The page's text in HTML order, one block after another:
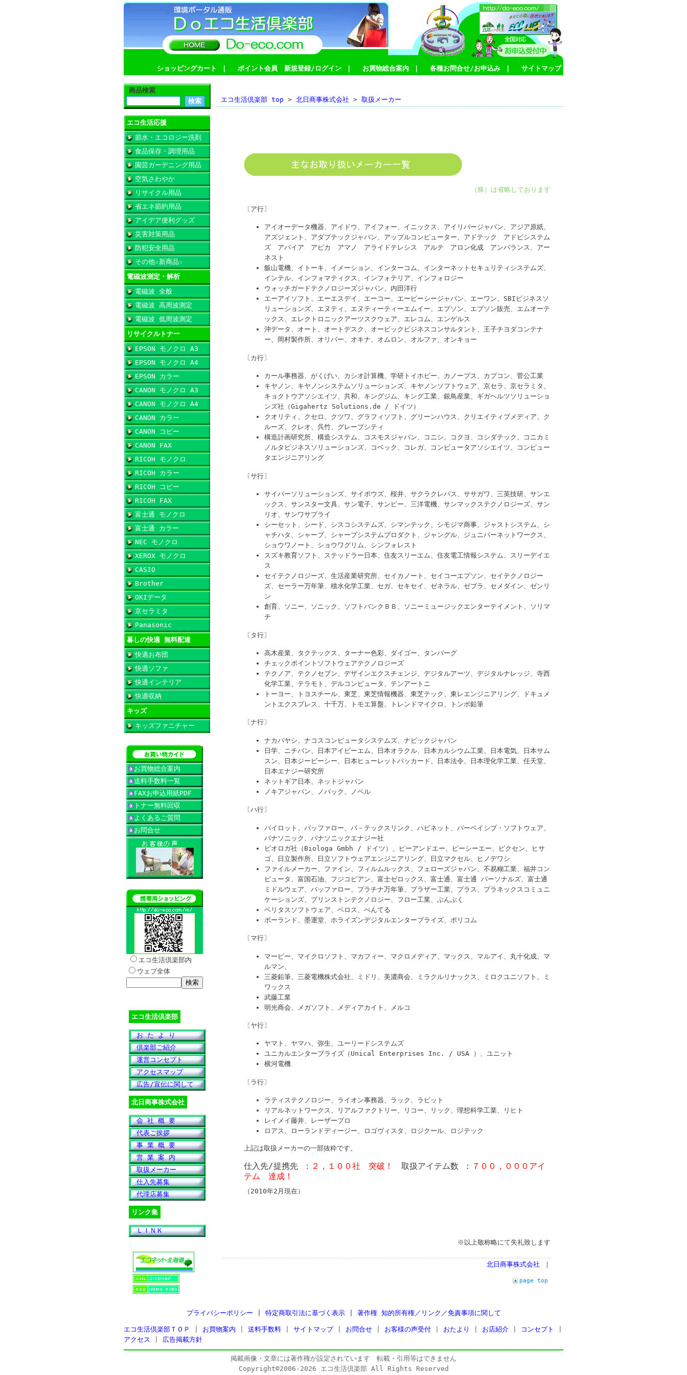
ショッピングカート ポイント会員 新規登録/ログイン お買物総合案内 各種お問合せ/お申込み サイトマップ
商品検索
エコ生活応援
節水・エコロジー洗剤
食品保存・調理用品
園芸ガーデニング用品
空気さわやか
リサイクル用品
省エネ節約用品
アイデア便利グッズ
災害対策用品
防犯安全用品
その他☆新商品☆
電磁波測定・解析
電磁波 全般
電磁波 高周波測定
電磁波 低周波測定
リサイクルトナー
EPSON モノクロ A3
EPSON モノクロ A4
EPSON カラー
CANON モノクロ A3
CANON モノクロ A4
CANON カラー
CANON コピー
CANON FAX
RICOH モノクロ
RICOH カラー
RICOH コピー
RICOH FAX
富士通 モノクロ
富士通 カラー
NEC モノクロ
XEROX モノクロ
CASIO
Brother
OKIデータ
京セラミタ
Panasonic
暮しの快適 無料配達
快適お布団
快適ソファ
快適インテリア
快適収納
キッズ
キッズファニチャー
お買物総合案内
送料手数料一覧
FAXお申込用紙PDF
トナー無料回収
よくあるご質問
お問合せ
エコ生活倶楽部内
ウェブ全体
エコ生活倶楽部
お た よ り
倶楽部ご紹介
運営コンセプト
アクセスマップ
広告/宣伝に関して
北日商事株式会社
会 社 概 要
代表ご挨拶
事 業 概 要
営 業 案 内
取扱メーカー
仕入先募集
代理店募集
リンク集
ＬＩＮＫ
エコ生活倶楽部 top > 北日商事株式会社 > 取扱メーカー
（株）は省略しております
〔ア行〕
アイオーデータ機器、アイドウ、アイフォー、イニックス、アイリバージャパン、アジア原紙、
アズジェント、アダプテックジャパン、アップルコンピューター、アドテック アドビシステム
ズ アバイア アピカ アマノ アライドテレシス アルテ アロン化成 アンバランス、アー
ネスト
飯山電機、イトーキ、イメーション、インターコム、インターネットセキュリティシステムズ、
インテル、インフォマティクス、インフォテリア、インフォロジー
ウォッチガードテクノロジーズジャパン、内田洋行
エーアイソフト、エーエスデイ、エーコー、エーピーシージャパン、エーワン、SBIビジネスソ
リューションズ、エヌティ、エヌティーティーエムイー、エプソン、エプソン販売、エムオーテ
ックス、エレクトロニックアーツスクウェア、エレコム、エンゲルス
沖データ、オート、オートデスク、オービックビジネスコンサルタント、王子チヨダコンテナ
ー、岡村製作所、オリバー、オキナ、オムロン、オルファ、オンキョー
〔カ行〕
カール事務器、がくげい、カシオ計算機、学研トイホビー、カノープス、カプコン、菅公工業
キヤノン、キヤノンシステムソリューションズ、キヤノンソフトウェア、京セラ、京セラミタ、
キョクトウアソシエイツ、共和、キングジム、キング工業、銀鳥産業、ギガヘルツソリューショ
ンズ社（Gigahertz Solutions.de / ドイツ）
クオリティ、クセロ、クツワ、グラフィソフト、グリーンハウス、クリエイティブメディア、ク
ルーズ、クレオ、呉竹、グレープシティ
構造計画研究所、構造システム、コスモスジャパン、コニシ、コクヨ、コシダテック、コニカミ
ノルタビジネスソリューションズ、コベック、コレガ、コンピュータアソシエイツ、コンピュー
タエンジニアリング
〔サ行〕
サイバーソリューションズ、サイボウズ、桜井、サクラクレパス、ササガワ、三英技研、サンエ
ックス、サンスター文具、サン電子、サンビー、三洋電機、サンマックステクノロジーズ、サン
リオ、サンワサプライ
シーセット、シード、シスコシステムズ、シマンテック、シモジマ商事、ジャストシステム、シ
ャチハタ、シャープ、シャープシステムプロダクト、ジャングル、ジュニパーネットワークス、
ショウワノート、ショウワグリム、シンフォレスト
スズキ教育ソフト、ステッドラー日本、住友スリーエム、住友電工情報システム、スリーデイエ
ス
セイテクノロジーズ、生活産業研究所、セイカノート、セイコーエプソン、セイテクノロジー
ズ、セーラー万年筆、積水化学工業、セガ、セキセイ、ゼネラル、ゼブラ、セメダイン、ゼンリ
ン
創育、ソニー、ソニック、ソフトバンクＢＢ、ソニーミュージックエンターテイメント、ソリマ
チ
〔タ行〕
高木産業、タクテックス、ターナー色彩、ダイゴー、タンバーグ
チェックポイントソフトウェアテクノロジーズ
テクノア、テクノセブン、デザインエクスチェンジ、デジタルアーツ、デジタルナレッジ、寺西
化学工業、テラモト、デルコンピュータ、テンアートニ
トーヨー、トヨスチール、東芝、東芝情報機器、東芝テック、東レエンジニアリング、ドキュメ
ントエクスプレス、十千万、トモエ算盤、トレンドマイクロ、トンボ鉛筆
〔ナ行〕
ナカバヤシ、ナコスコンピュータシステムズ、ナビックジャパン
日学、ニチバン、日本アイビーエム、日本オラクル、日本カルシウム工業、日本電気、日本サム
スン、日本ジービーシー、日本ヒューレットパッカード、日本法令、日本理化学工業、任天堂、
日本エナジー研究所
ネットギア日本、ネットジャパン
ノキアジャパン、ノバック、ノベル
〔ハ行〕
パイロット、バッファロー、バ－テックスリンク、ハピネット、パーベイシブ・ソフトウェア、
パナソニック、パナソニックエナジー社
ビオロガ社（Biologa Gmbh / ドイツ）、ピーアンドエー、ピーシーエー、ビクセン、ヒサ
ゴ、日立製作所、日立ソフトウェアエンジニアリング、日立マクセル、ヒノデワシ
ファイルメーカー、ファイン、フィルムルックス、フェローズジャパン、不易糊工業、福井コン
ピュータ、富国石油、フジコピアン、富士ゼロックス、富士通、富士通 パーソナルズ、富士通
ミドルウェア、バッファロー、プラチナ万年筆、ブラザー工業、プラス、プラネックスコミュニ
ケーションズ、プリンストンテクノロジー、フロー工業、ぶんぶく
ベリタスソフトウェア、ベロス、ぺんてる
ボーランド、墨運堂、ホライズンデジタルエンタープライズ、ポリコム
〔マ行〕
マービー、マイクロソフト、マカフィー、マクロメディア、マックス、マルアイ、丸十化成、マ
ルマン、
三菱鉛筆、三菱電機株式会社、ミドリ、美濃商会、ミラクルリナックス、ミロクユニソフト、ミ
ワックス
武藤工業
明光商会、メガソフト、メディアカイト、メルコ
〔ヤ行〕
ヤマト、ヤマハ、弥生、ユーリードシステムズ
ユニカルエンタープライズ（Unical Enterprises Inc. / USA ）、ユニット
横河電機
〔ラ行〕
ラティステクノロジー、ライオン事務器、ラック、ラビット
リアルネットワークス、リアルファクトリー、リコー、リック、理想科学工業、リヒト
レイメイ藤井、レーザープロ
ロアス、ローランドディージー、ロゴヴィスタ、ロジクール、ロジテック
上記は取扱メーカーの一部抜粋です。
仕入先/提携先 ： ２，１００社 突破！ 取扱アイテム数 ： ７００，０００アイ
テム 達成！
（2010年2月現在）
※以上敬称略にて失礼致します
北日商事株式会社 ｜
page top
プライバシーポリシー 特定商取引法に基づく表示| 著作権 知的所有権／リンク／免責事項に関して
エコ生活倶楽部ＴＯＰ お買物案内 送料手数料 サイトマップ| お問合せ お客様の声受付 おたより お店紹介 コンセプト
アクセス
広告掲載方針
掲載画像・文章には著作権が設定されています 転載・引用等はできません
Copyright©2006-2026 エコ生活倶楽部 All Rights Reserved